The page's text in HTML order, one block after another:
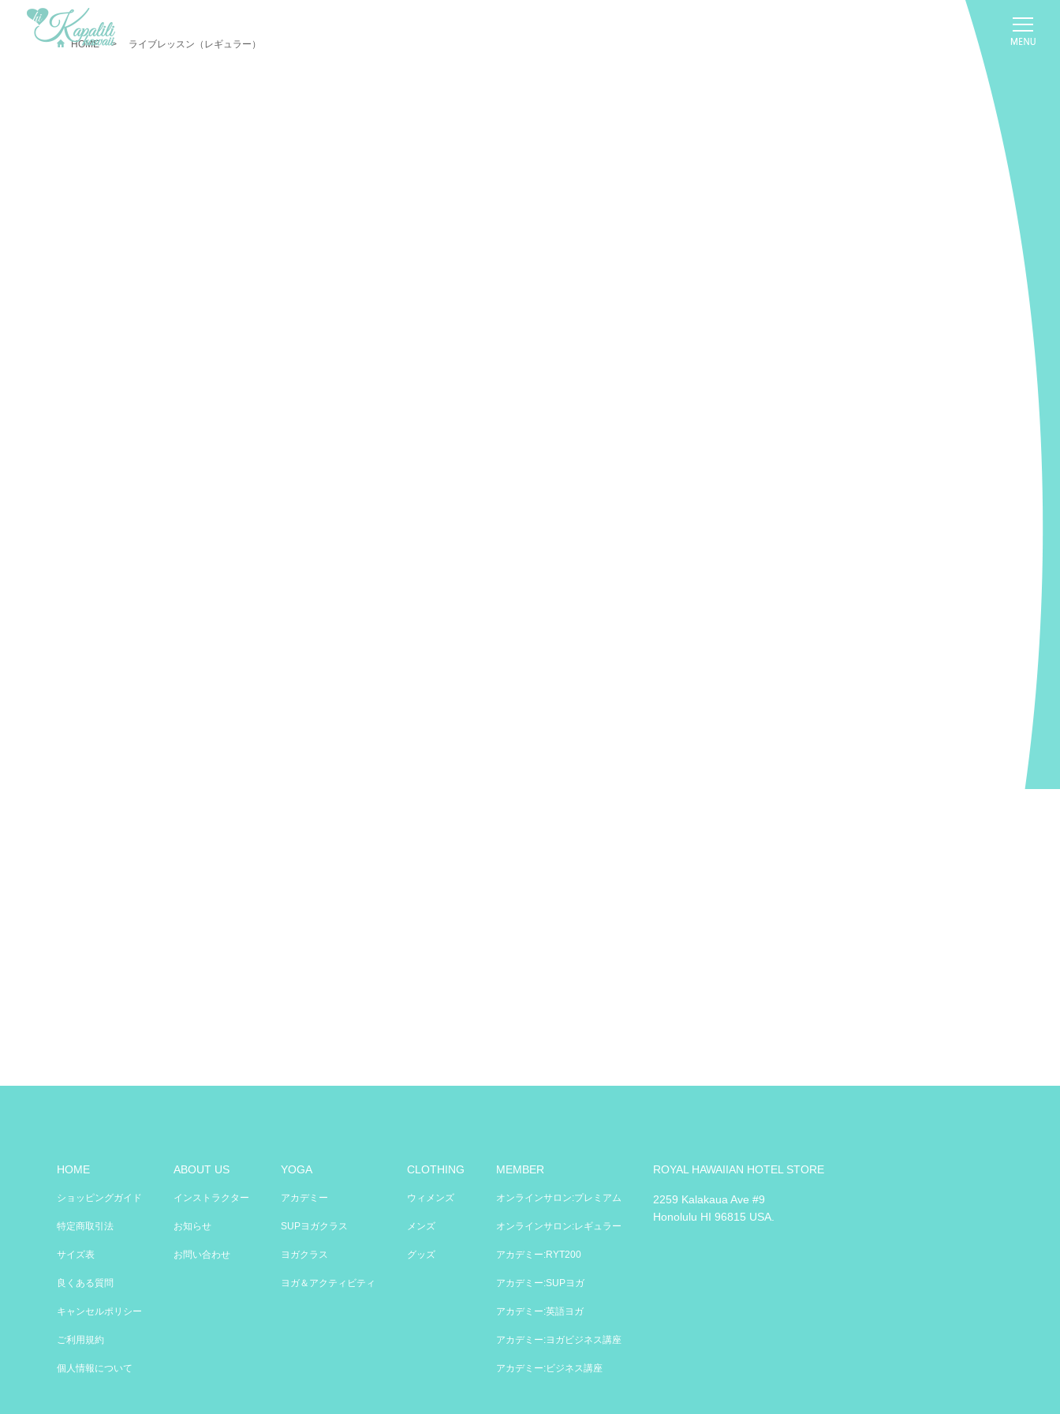
HOME ライブレッスン（レギュラー）
HOME
ショッピングガイド
特定商取引法
サイズ表
良くある質問
キャンセルポリシー
ご利用規約
個人情報について
ABOUT US
インストラクター
お知らせ
お問い合わせ
YOGA
アカデミー
SUPヨガクラス
ヨガクラス
ヨガ＆アクティビティ
CLOTHING
ウィメンズ
メンズ
グッズ
MEMBER
オンラインサロン:プレミアム
オンラインサロン:レギュラー
アカデミー:RYT200
アカデミー:SUPヨガ
アカデミー:英語ヨガ
アカデミー:ヨガビジネス講座
アカデミー:ビジネス講座
ROYAL HAWAIIAN HOTEL STORE
2259 Kalakaua Ave #9
Honolulu HI 96815 USA.